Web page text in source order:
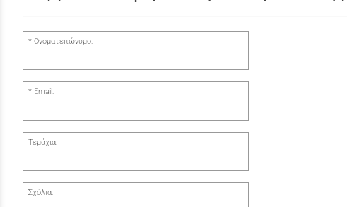
Ονοματεπώνυμο:
Email:
Τεμάχια:
Σχόλια: